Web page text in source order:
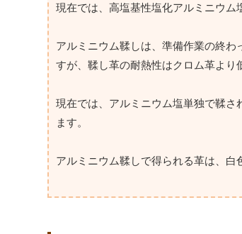
現在では、高塩基性塩化アルミニウム
アルミニウム鞣しは、準備作業の終
すが、鞣し革の耐熱性はクロム革より
現在では、アルミニウム塩単独で鞣
ます。
アルミニウム鞣しで得られる革は、白